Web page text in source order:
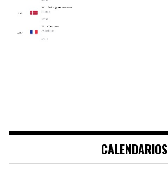
CALENDARIOS